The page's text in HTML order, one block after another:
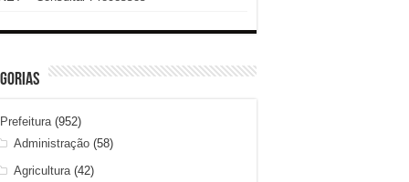
Prefeitura(952)
Administração(58)
Agricultura(42)